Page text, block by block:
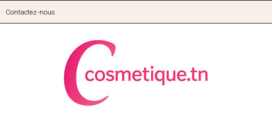
Contactez-nous